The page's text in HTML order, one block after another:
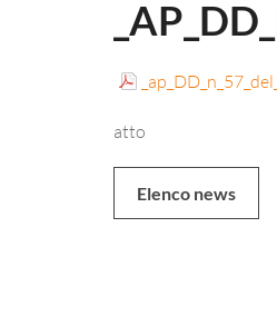
atto
Elenco news